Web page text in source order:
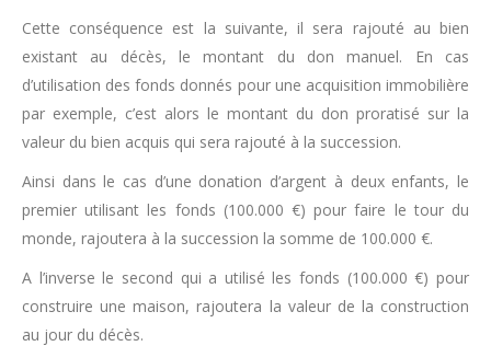
Cette conséquence est la suivante, il sera rajouté au bien
existant au décès, le montant du don manuel. En cas
d’utilisation des fonds donnés pour une acquisition immobilière
par exemple, c’est alors le montant du don proratisé sur la
valeur du bien acquis qui sera rajouté à la succession.
Ainsi dans le cas d’une donation d’argent à deux enfants, le
premier utilisant les fonds (100.000 €) pour faire le tour du
monde, rajoutera à la succession la somme de 100.000 €.
A l’inverse le second qui a utilisé les fonds (100.000 €) pour
construire une maison, rajoutera la valeur de la construction
au jour du décès.